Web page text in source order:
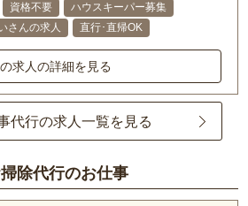
資格不要
ハウスキーパー募集
さんの求人 直行･直帰OK
求人の詳細を見る
代行の求人一覧を見る
除代行のお仕事